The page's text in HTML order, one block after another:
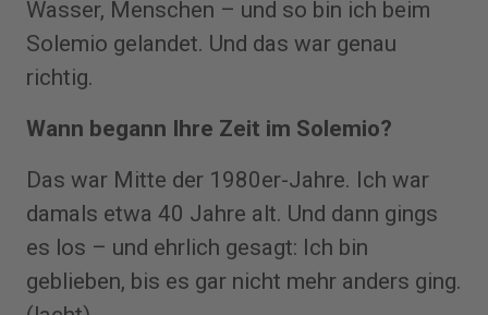
Wasser, Menschen – und so bin ich beim
Solemio gelandet. Und das war genau
richtig.
Wann begann Ihre Zeit im Solemio?
Das war Mitte der 1980er-Jahre. Ich war
damals etwa 40 Jahre alt. Und dann gings
es los – und ehrlich gesagt: Ich bin
geblieben, bis es gar nicht mehr anders ging.